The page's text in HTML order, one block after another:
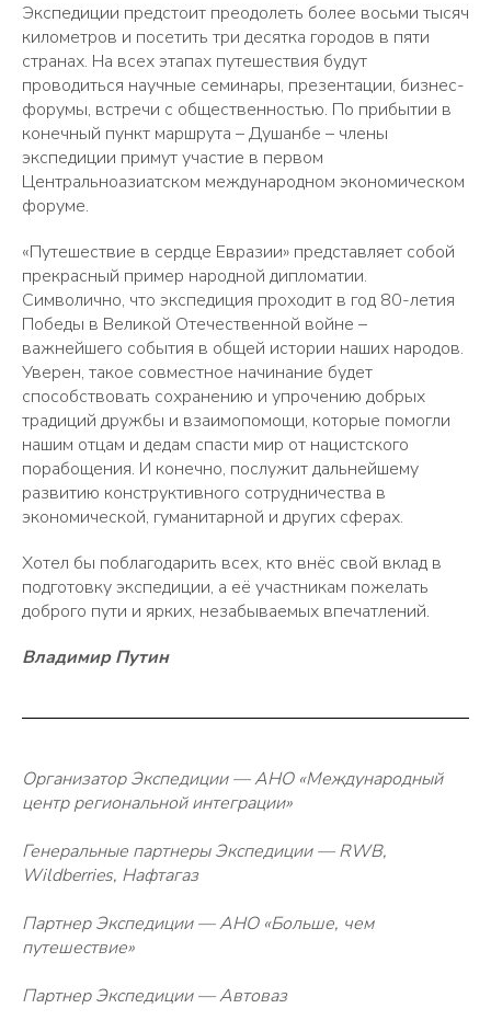
Экспедиции предстоит преодолеть более восьми тысяч
километров и посетить три десятка городов в пяти
странах. На всех этапах путешествия будут
проводиться научные семинары, презентации, бизнес-
форумы, встречи с общественностью. По прибытии в
конечный пункт маршрута – Душанбе – члены
экспедиции примут участие в первом
Центральноазиатском международном экономическом
форуме.
«Путешествие в сердце Евразии» представляет собой
прекрасный пример народной дипломатии.
Символично, что экспедиция проходит в год 80-летия
Победы в Великой Отечественной войне –
важнейшего события в общей истории наших народов.
Уверен, такое совместное начинание будет
способствовать сохранению и упрочению добрых
традиций дружбы и взаимопомощи, которые помогли
нашим отцам и дедам спасти мир от нацистского
порабощения. И конечно, послужит дальнейшему
развитию конструктивного сотрудничества в
экономической, гуманитарной и других сферах.
Хотел бы поблагодарить всех, кто внёс свой вклад в
подготовку экспедиции, а её участникам пожелать
доброго пути и ярких, незабываемых впечатлений.
Владимир Путин
Организатор Экспедиции — АНО «Международный
центр региональной интеграции»
Генеральные партнеры Экспедиции — RWB,
Wildberries, Нафтагаз
Партнер Экспедиции — АНО «Больше, чем
путешествие»
Партнер Экспедиции — Автоваз